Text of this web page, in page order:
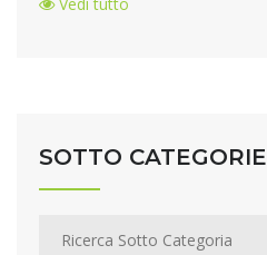
SOTTO CATEGORIE